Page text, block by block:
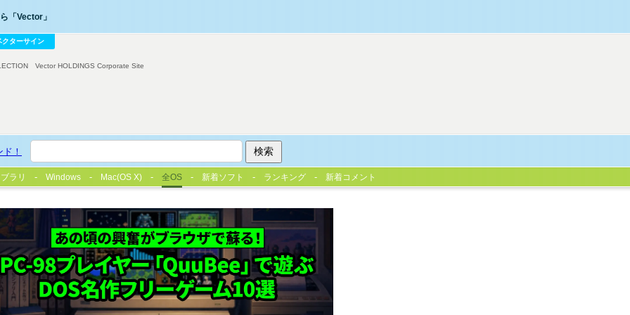
「Vector」
クターサイン
！
Vector HOLDINGS Corporate Site
ラリ Windows Mac(OS X) 全OS 新着ソフト ランキング 新着コメント